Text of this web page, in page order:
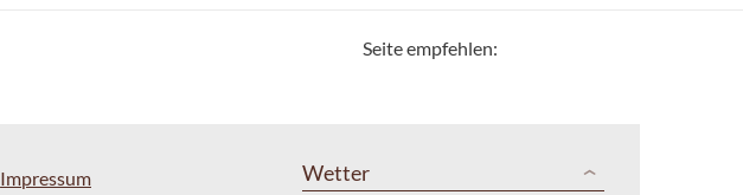
Seite empfehlen:
Impressum
Wetter